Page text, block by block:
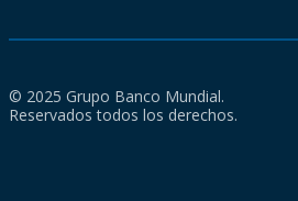
© 2025 Grupo Banco Mundial.
Reservados todos los derechos.